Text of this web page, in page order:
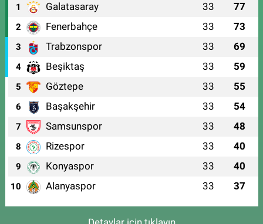
1 Galatasaray 33 77
2 Fenerbahçe 33 73
3 Trabzonspor 33 69
4 Beşiktaş 33 59
5 Göztepe 33 55
6 Başakşehir 33 54
7 Samsunspor 33 48
8 Rizespor 33 40
9 Konyaspor 33 40
10 Alanyaspor 33 37